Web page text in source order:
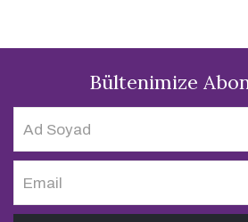
Bültenimize